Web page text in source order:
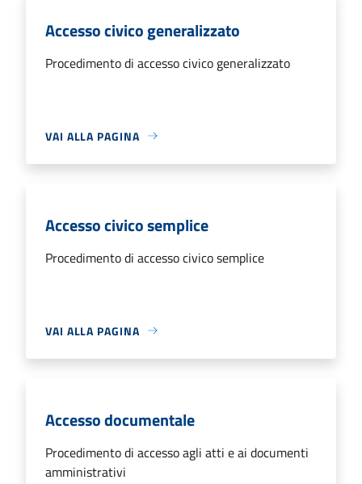
Accesso civico generalizzato
Procedimento di accesso civico generalizzato
VAI ALLA PAGINA
Accesso civico semplice
Procedimento di accesso civico semplice
VAI ALLA PAGINA
Accesso documentale
Procedimento di accesso agli atti e ai documenti
amministrativi